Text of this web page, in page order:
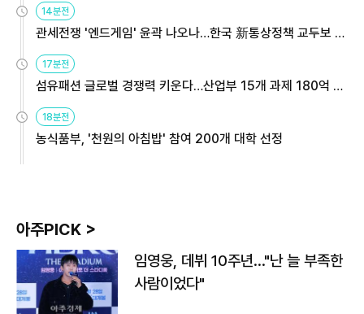
14분전
관세전쟁 '엔드게임' 윤곽 나오나…한국 新통상정책 교두보 활
17분전
섬유패션 글로벌 경쟁력 키운다…산업부 15개 과제 180억 지
18분전
농식품부, '천원의 아침밥' 참여 200개 대학 선정
아주PICK >
임영웅, 데뷔 10주년…"난 늘 부족한
사람이었다"